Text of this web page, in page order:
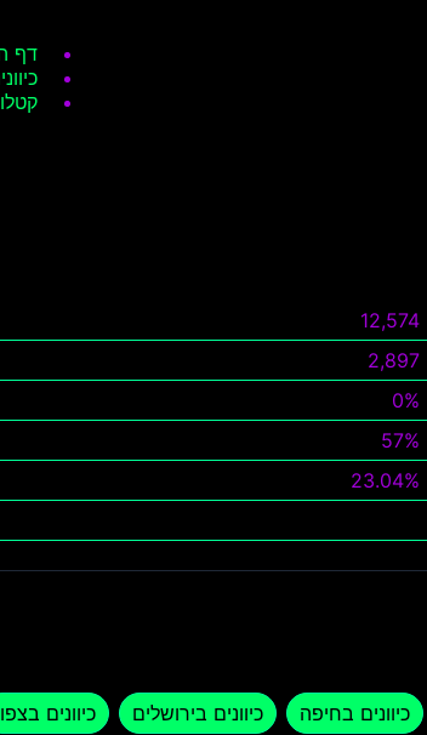
דף
12,574
2,897
0%
57%
23.04%
כיוונים בחיפה כיוונים בירושלים כיוונים